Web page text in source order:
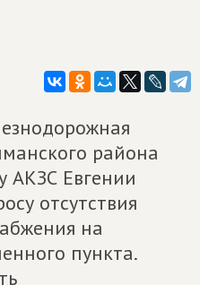
района
АКЗС Евгении
отсутствия
на
пункта.